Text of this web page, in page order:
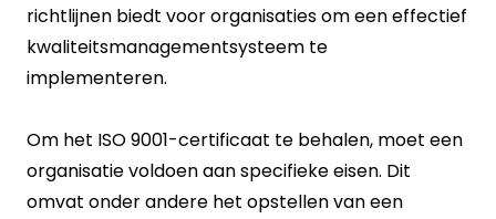
richtlijnen biedt voor organisaties om een effectief
kwaliteitsmanagementsysteem te
implementeren.
Om het ISO 9001-certificaat te behalen, moet een
organisatie voldoen aan specifieke eisen. Dit
omvat onder andere het opstellen van een